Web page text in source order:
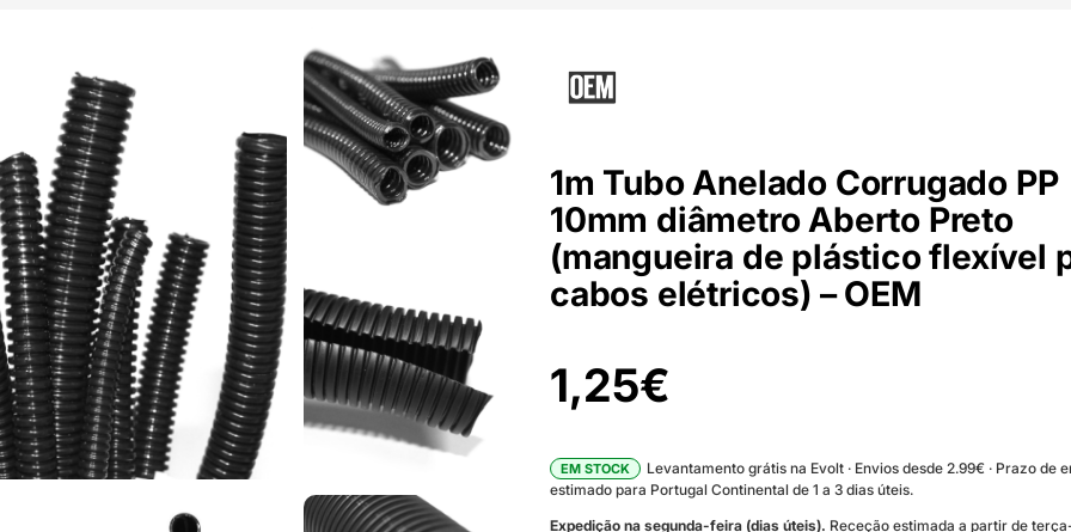
1m Tubo Anelado Corrugado PP
10mm diâmetro Aberto Preto
(mangueira de plástico flexível
cabos elétricos) – OEM
1,25€
EM STOCK
Levantamento grátis na Evolt · Envios desde 2.99€ · Prazo de
estimado para Portugal Continental de 1 a 3 dias úteis.
Expedição na segunda-feira (dias úteis). Receção estimada a partir de